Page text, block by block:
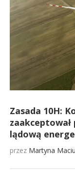
Zasada 10H:
lądową
przez Martyna